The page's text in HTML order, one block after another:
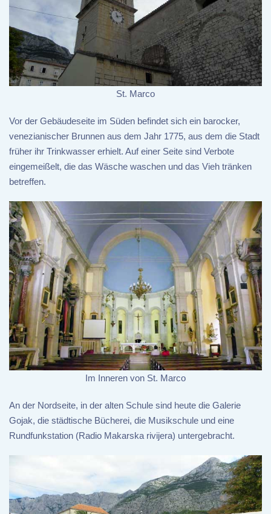
St. Marco
Vor der Gebäudeseite im Süden befindet sich ein barocker,
venezianischer Brunnen aus dem Jahr 1775, aus dem die Stadt
früher ihr Trinkwasser erhielt. Auf einer Seite sind Verbote
eingemeißelt, die das Wäsche waschen und das Vieh tränken
betreffen.
Im Inneren von St. Marco
An der Nordseite, in der alten Schule sind heute die Galerie
Gojak, die städtische Bücherei, die Musikschule und eine
Rundfunkstation (Radio Makarska rivijera) untergebracht.